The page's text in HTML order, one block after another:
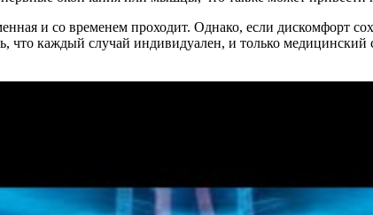
и со временем проходит. Однако, если дискомфорт
каждый случай индивидуален, и только медицинский